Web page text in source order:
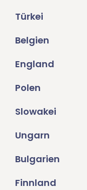
Türkei
Belgien
England
Polen
Slowakei
Ungarn
Bulgarien
Finnland